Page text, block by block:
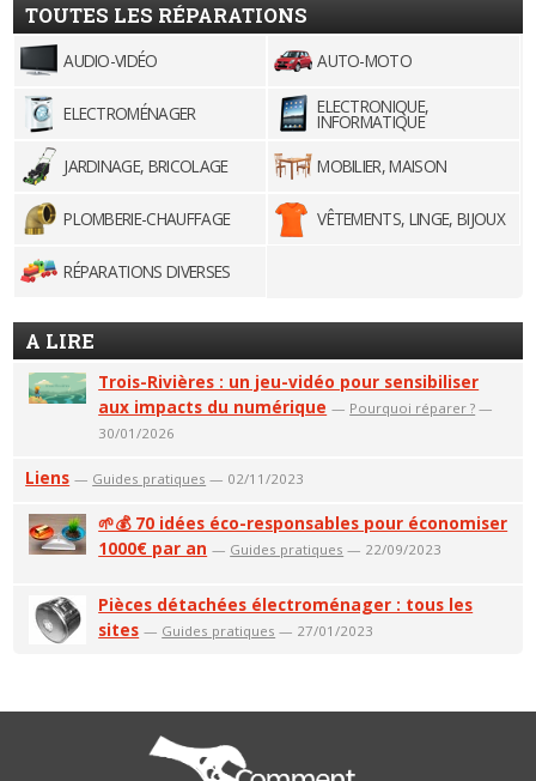
TOUTES LES RÉPARATIONS
AUDIO-VIDÉO AUTO-MOTO
ELECTROMÉNAGER ELECTRONIQUE,
INFORMATIQUE
JARDINAGE, BRICOLAGE
MOBILIER, MAISON
PLOMBERIE-CHAUFFAGE VÊTEMENTS, LINGE, BIJOUX
RÉPARATIONS DIVERSES
A LIRE
Trois-Rivières : un jeu-vidéo pour sensibiliser
aux impacts du numérique — Pourquoi réparer ? —
30/01/2026
Liens — Guides pratiques — 02/11/2023
🌱💰 70 idées éco-responsables pour économiser
1000€ par an — Guides pratiques — 22/09/2023
Pièces détachées électroménager : tous les
sites — Guides pratiques — 27/01/2023